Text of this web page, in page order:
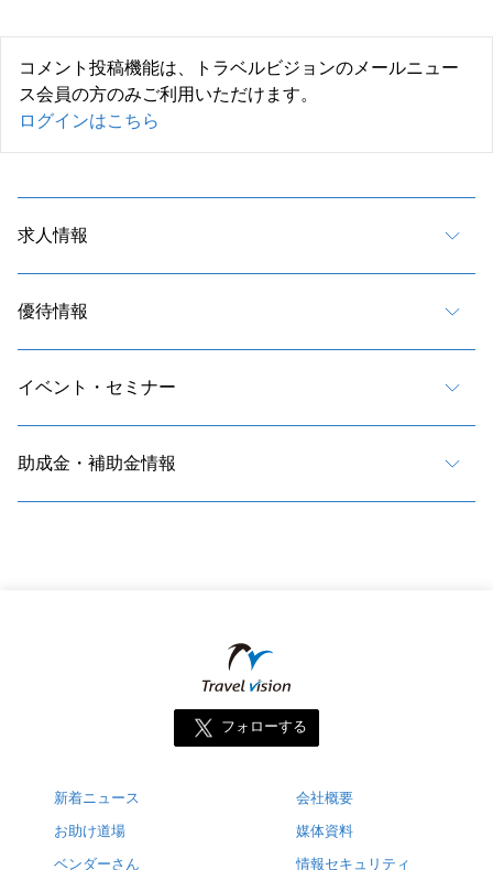
コメント投稿機能は、トラベルビジョンのメールニュー
ス会員の方のみご利用いただけます。
ログインはこちら
求人情報
優待情報
イベント・セミナー
助成金・補助金情報
フォローする
新着ニュース
お助け道場
ベンダーさん
会社概要
媒体資料
情報セキュリティ